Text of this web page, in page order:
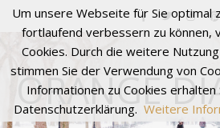
ORANGE
Um unsere Webseite für Sie optimal
fortlaufend verbessern zu können,
Cookies. Durch die weitere
stimmen Sie der Verwendung von
Informationen zu Cookies erhalten
Datenschutzerklärung. Weitere